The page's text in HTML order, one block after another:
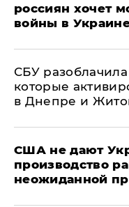
россиян хочет
войны в
СБУ
которые
в Днепре и
США не дают
производство
неожиданной